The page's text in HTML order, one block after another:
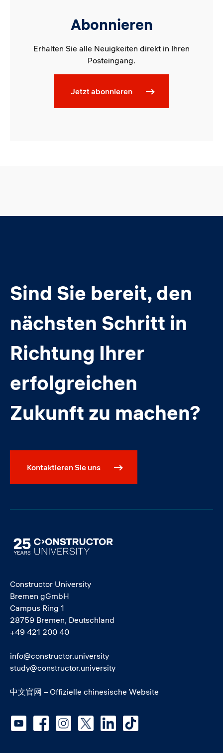
Abonnieren
Erhalten Sie alle Neuigkeiten direkt in Ihren
Posteingang.
Jetzt abonnieren
Sind Sie bereit, den
nächsten Schritt in
Richtung Ihrer
erfolgreichen
Zukunft zu machen?
Kontaktieren Sie uns
Image
Constructor University
Bremen gGmbH
Campus Ring 1
28759 Bremen, Deutschland
+49 421 200 40
info@constructor.university
study@constructor.university
中文官网 – Offizielle chinesische Website
Social media